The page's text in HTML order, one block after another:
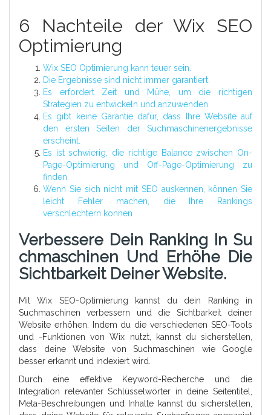
6 Nachteile der Wix SEO
Optimierung
Wix SEO Optimierung kann teuer sein.
Die Ergebnisse sind nicht immer garantiert.
Es erfordert Zeit und Mühe, um die richtigen
Strategien zu entwickeln und anzuwenden.
Es gibt keine Garantie dafür, dass Ihre Website auf
den ersten Seiten der Suchmaschinenergebnisse
erscheint.
Es ist schwierig, die richtige Balance zwischen On-
Page-Optimierung und Off-Page-Optimierung zu
finden.
Wenn Sie sich nicht mit SEO auskennen, können Sie
leicht Fehler machen, die Ihre Rankings
verschlechtern können
Verbessere Dein Ranking In Su
Chmaschinen Und Erhöhe Die
Sichtbarkeit Deiner Website.
Mit Wix SEO-Optimierung kannst du dein Ranking in
Suchmaschinen verbessern und die Sichtbarkeit deiner
Website erhöhen. Indem du die verschiedenen SEO-Tools
und -Funktionen von Wix nutzt, kannst du sicherstellen,
dass deine Website von Suchmaschinen wie Google
besser erkannt und indexiert wird.
Durch eine effektive Keyword-Recherche und die
Integration relevanter Schlüsselwörter in deine Seitentitel,
Meta-Beschreibungen und Inhalte kannst du sicherstellen,